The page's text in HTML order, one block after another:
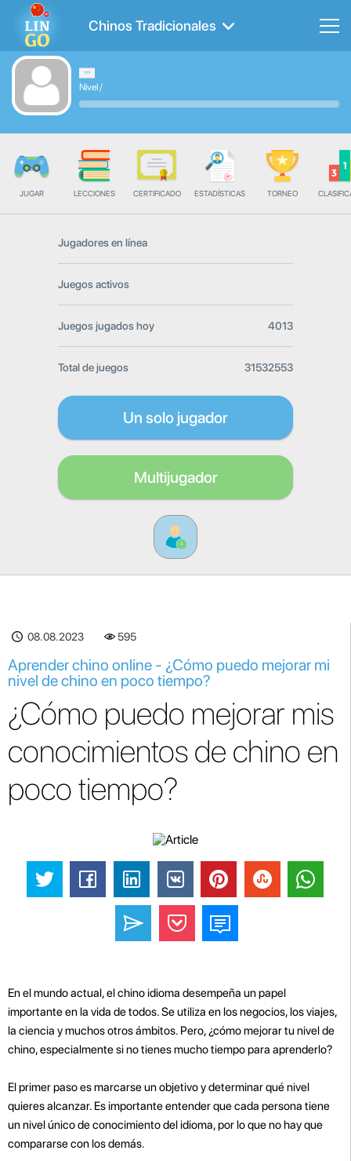
Chinos Tradicionales
Nivel/
JUGAR LECCIONES CERTIFICADO ESTADÍSTICAS TORNEO
Jugadores en línea
Juegos activos
Juegos jugados hoy 4013
Total de juegos 31532553
Un solo jugador
Multijugador
08.08.2023 595
Aprender chino online - ¿Cómo puedo mejorar mi
nivel de chino en poco tiempo?
¿Cómo puedo mejorar mis
conocimientos de chino en
poco tiempo?
En el mundo actual, el chino idioma desempeña un papel
importante en la vida de todos. Se utiliza en los negocios, los viajes,
la ciencia y muchos otros ámbitos. Pero, ¿cómo mejorar tu nivel de
chino, especialmente si no tienes mucho tiempo para aprenderlo?
El primer paso es marcarse un objetivo y determinar qué nivel
quieres alcanzar. Es importante entender que cada persona tiene
un nivel único de conocimiento del idioma, por lo que no hay que
compararse con los demás.